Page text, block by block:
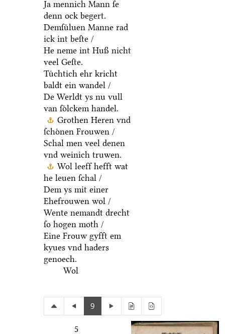
Ja mennich Mann ſe
denn ock begert.
Demſuͤluen Manne rad
ick int beſte /
He neme int Huß nicht
veel Geſte.
Tuͤchtich ehr kricht
baldt ein wandel /
De Werldt ys nu vull
van ſoͤlckem handel.
Grothen Heren vnd
ſchoͤnen Frouwen /
Schal men veel denen
vnd weinich truwen.
Wol leeff hefft wat
he leuen ſchal /
Dem ys mit einer
Ehefrouwen wol /
Wente nemandt drecht
ſo hogen moth /
Eine Frouw gyfft em
kyues vnd haders
genoech.
Wol
9
5